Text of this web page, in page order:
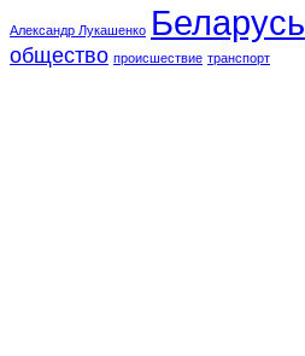
Александр Лукашенко Беларусь
общество происшествие транспорт